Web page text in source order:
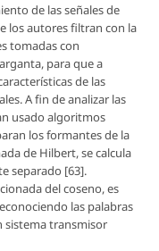
de las señales de
los autores filtran con la
tomadas con
para que a
de las
A fin de analizar las
usado algoritmos
los formantes de la
de Hilbert, se calcula
separado [63].
del coseno, es
las palabras
sistema transmisor